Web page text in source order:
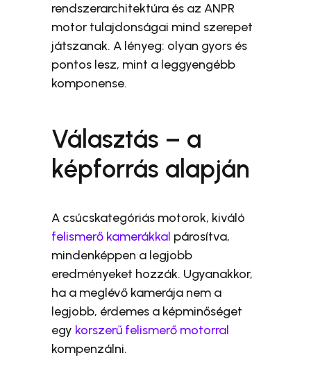
rendszerarchitektúra és az ANPR
motor tulajdonságai mind szerepet
játszanak. A lényeg: olyan gyors és
pontos lesz, mint a leggyengébb
komponense.
Választás – a
képforrás alapján
A csúcskategóriás motorok, kiváló
felismerő kamerákkal párosítva,
mindenképpen a legjobb
eredményeket hozzák. Ugyanakkor,
ha a meglévő kamerája nem a
legjobb, érdemes a képminőséget
egy korszerű felismerő motorral
kompenzálni.